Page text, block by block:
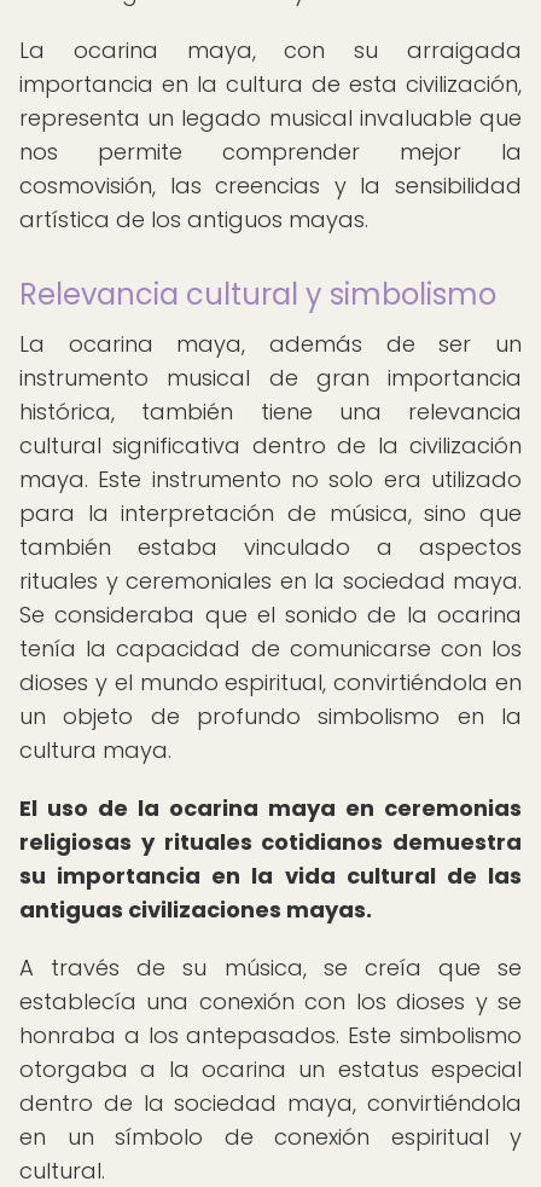
La ocarina maya, con su arraigada
importancia en la cultura de esta civilización,
representa un legado musical invaluable que
nos permite comprender mejor la
cosmovisión, las creencias y la sensibilidad
artística de los antiguos mayas.
Relevancia cultural y simbolismo
La ocarina maya, además de ser un
instrumento musical de gran importancia
histórica, también tiene una relevancia
cultural significativa dentro de la civilización
maya. Este instrumento no solo era utilizado
para la interpretación de música, sino que
también estaba vinculado a aspectos
rituales y ceremoniales en la sociedad maya.
Se consideraba que el sonido de la ocarina
tenía la capacidad de comunicarse con los
dioses y el mundo espiritual, convirtiéndola en
un objeto de profundo simbolismo en la
cultura maya.
El uso de la ocarina maya en ceremonias
religiosas y rituales cotidianos demuestra
su importancia en la vida cultural de las
antiguas civilizaciones mayas.
A través de su música, se creía que se
establecía una conexión con los dioses y se
honraba a los antepasados. Este simbolismo
otorgaba a la ocarina un estatus especial
dentro de la sociedad maya, convirtiéndola
en un símbolo de conexión espiritual y
cultural.